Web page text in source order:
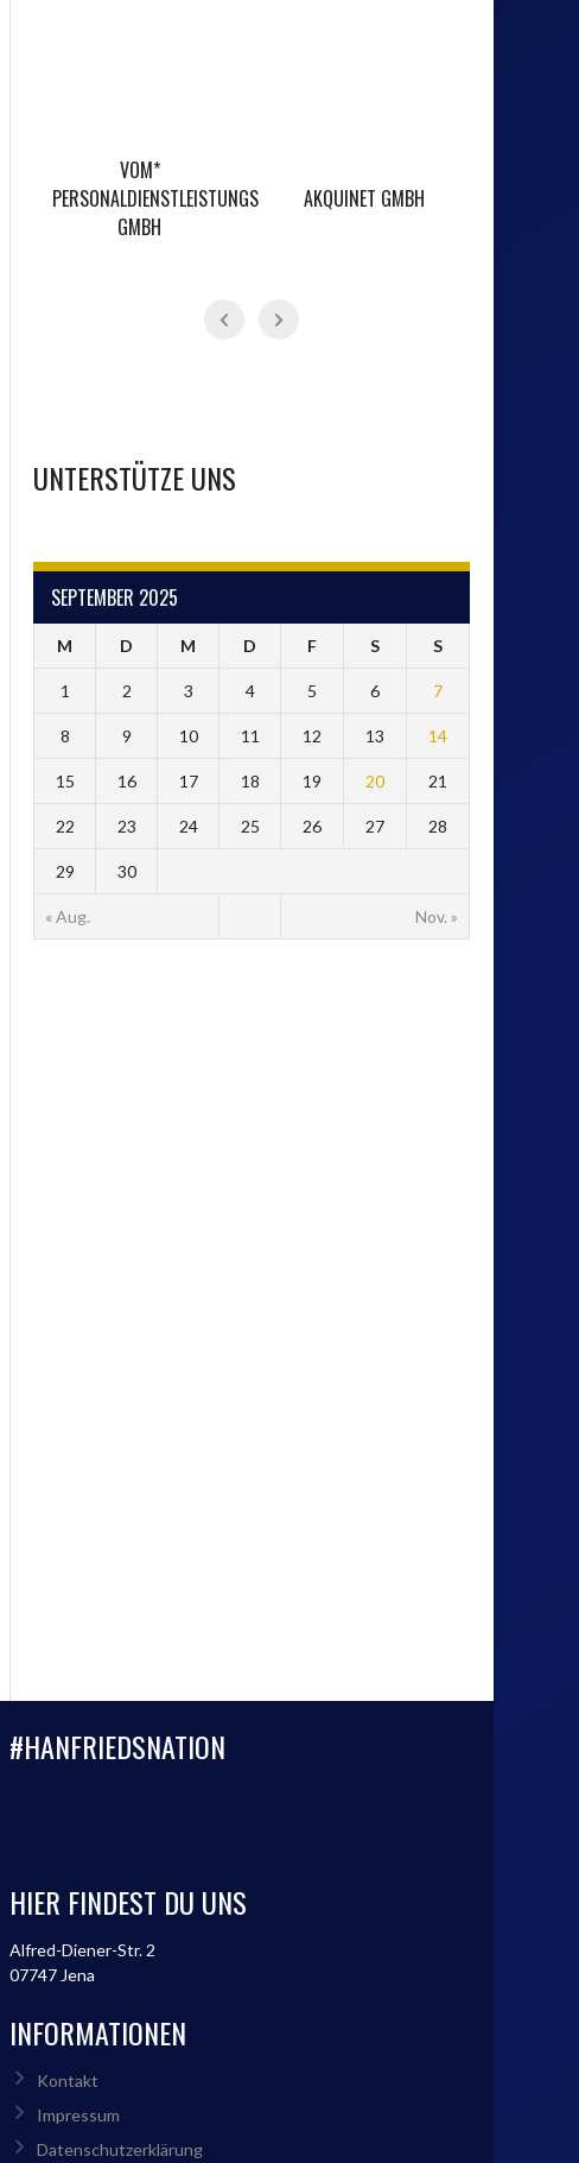
VOM*
PERSONALDIENSTLEISTUNGS
GMBH
AKQUINET GMBH
UNTERSTÜTZE UNS
SEPTEMBER 2025
M D M D F S S
« Aug. Nov. »
1 2 3 4 5 6 7
8 9 10 11 12 13 14
15 16 17 18 19 20 21
22 23 24 25 26 27 28
29 30
#HANFRIEDSNATION
HIER FINDEST DU UNS
Alfred-Diener-Str. 2
07747 Jena
INFORMATIONEN
Kontakt
Impressum
Datenschutzerklärung